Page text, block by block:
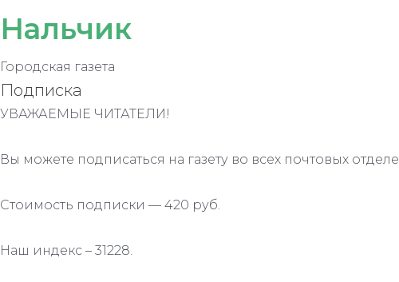
Нальчик
Городская газета
Подписка
УВАЖАЕМЫЕ ЧИТАТЕЛИ!
Вы можете подписаться на газету во всех почтовых
Стоимость подписки — 420 руб.
Наш индекс – 31228.